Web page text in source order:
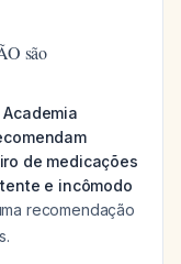
são
de medicações
e incômodo
recomendação